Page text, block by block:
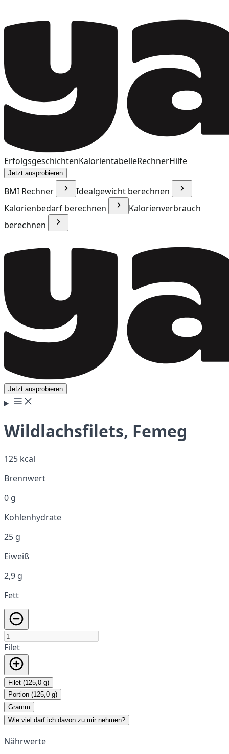
ErfolgsgeschichtenKalorientabelleRechnerHilfe
Jetzt ausprobieren
BMI Rechner
Idealgewicht berechnen
Kalorienbedarf berechnen
Kalorienverbrauch
berechnen
Jetzt ausprobieren
Wildlachsfilets, Femeg
125 kcal
Brennwert
0 g
Kohlenhydrate
25 g
Eiweiß
2,9 g
Fett
Filet
Filet (125,0 g)
Portion (125,0 g)
Gramm
Wie viel darf ich davon zu mir nehmen?
Nährwerte